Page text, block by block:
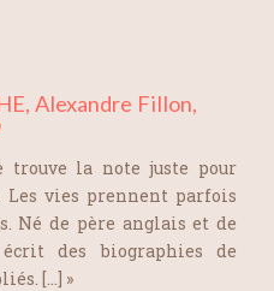
Alexandre Fillon,
trouve la note juste pour
vies prennent parfois
Né de père anglais et de
des biographies de
[…] »